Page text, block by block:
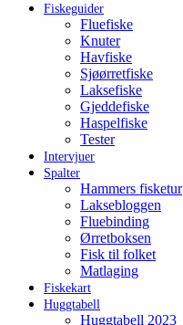
Fiskeguider
Fluefiske
Knuter
Havfiske
Sjøørretfiske
Laksefiske
Gjeddefiske
Haspelfiske
Tester
Intervjuer
Spalter
Hammers fisketur
Laksebloggen
Fluebinding
Ørretboksen
Fisk til folket
Matlaging
Fiskekart
Huggtabell
Huggtabell 2023